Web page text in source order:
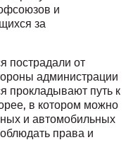
и
за
пострадали от
администрации
прокладывают путь к
в котором можно
и автомобильных
права и